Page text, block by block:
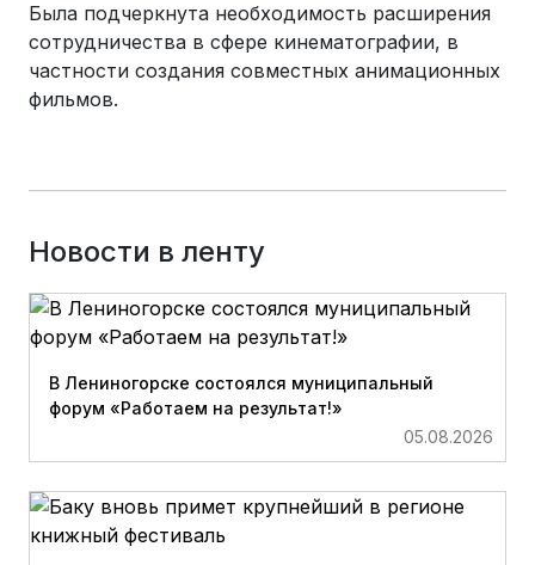
Была подчеркнута необходимость расширения
сотрудничества в сфере кинематографии, в
частности создания совместных анимационных
фильмов.
Новости в ленту
В Лениногорске состоялся муниципальный
форум «Работаем на результат!»
05.08.2026